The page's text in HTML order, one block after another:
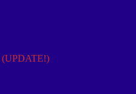
(UPDATE!)